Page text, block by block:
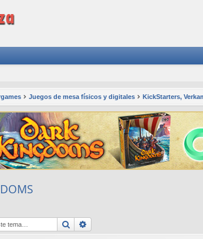
Juegos de mesa físicos y digitales KickStarters,
Buscar